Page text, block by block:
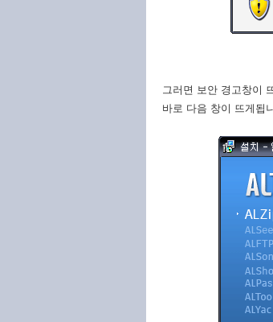
그러면 보안 경고창이
바로 다음 창이 뜨게됩